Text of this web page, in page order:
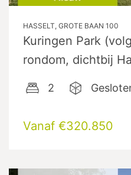
HASSELT, GROTE BAAN 100
Kuringen Park
rondom, dichtbij
2
Vanaf €320.850